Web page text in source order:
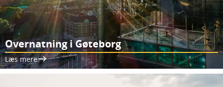
Overnatning i Gøteborg
Læs mere